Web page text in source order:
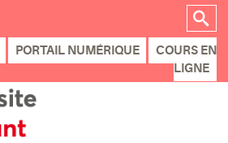
PORTAIL NUMÉRIQUE
COURS EN
LIGNE